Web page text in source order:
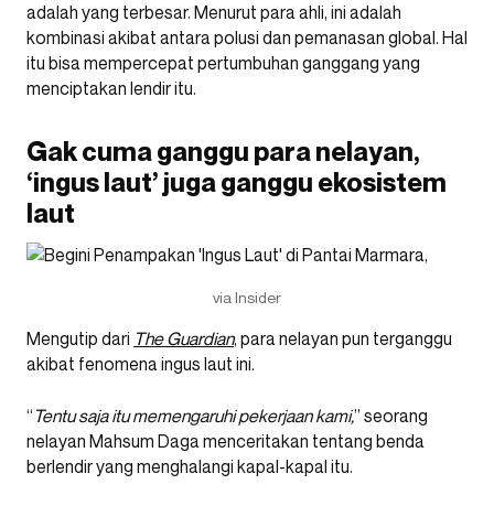
adalah yang terbesar. Menurut para ahli, ini adalah
kombinasi akibat antara polusi dan pemanasan global. Hal
itu bisa mempercepat pertumbuhan ganggang yang
menciptakan lendir itu.
Gak cuma ganggu para nelayan,
‘ingus laut’ juga ganggu ekosistem
laut
via Insider
Mengutip dari The Guardian, para nelayan pun terganggu
akibat fenomena ingus laut ini.
“ Tentu saja itu memengaruhi pekerjaan kami,” seorang
nelayan Mahsum Daga menceritakan tentang benda
berlendir yang menghalangi kapal-kapal itu.